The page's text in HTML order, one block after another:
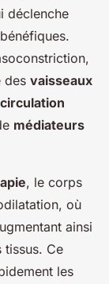
déclenche
des vaisseaux
circulation
médiateurs
, le corps
où
ainsi
tissus. Ce
les